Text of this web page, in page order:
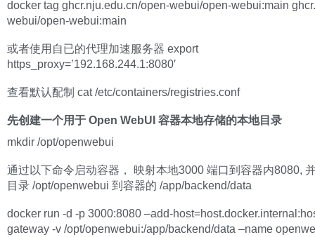
docker tag ghcr.nju.edu.cn/open-webui/open-webui:main
webui/open-webui:main
或者使用自已的代理加速服务器 export
https_proxy=’192.168.244.1:8080′
查看默认配制 cat /etc/containers/registries.conf
先创建一个用于 Open WebUI 容器本地存储的本地目录
mkdir /opt/openwebui
通过以下命令启动容器， 映射本地3000 端口到容器内8080,
目录 /opt/openwebui 到容器的 /app/backend/data
docker run -d -p 3000:8080 –add-
gateway -v /opt/openwebui:/app/backend/data –name